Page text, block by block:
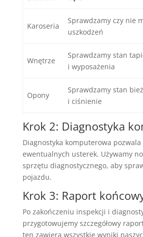
Karoseria
Sprawdzamy czy nie
uszkodzeń
Wnętrze
Sprawdzamy stan
i wyposażenia
Opony
Sprawdzamy stan
i ciśnienie
Krok 2: Diagnostyka
Diagnostyka komputerowa
ewentualnych usterek. Używamy
sprzętu diagnostycznego, aby
pojazdu.
Krok 3: Raport
Po zakończeniu inspekcji i
przygotowujemy szczegółowy
ten zawiera wszystkie wyniki